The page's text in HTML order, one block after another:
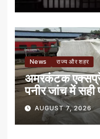
News राज्य और शहर
अमरकंटक
पनीर जांच में सही
AUGUST 7, 2026